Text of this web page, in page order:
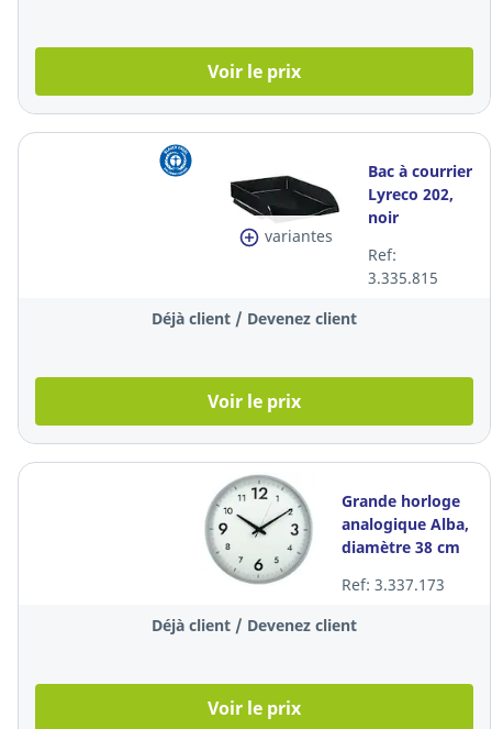
Voir le prix
variantes
Bac à courrier
Lyreco 202,
noir
Ref:
3.335.815
Déjà client / Devenez client
Voir le prix
Grande horloge
analogique Alba,
diamètre 38 cm
Ref: 3.337.173
Déjà client / Devenez client
Voir le prix